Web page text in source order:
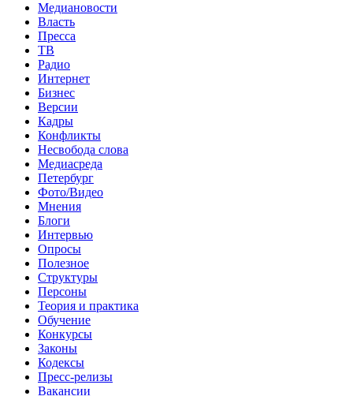
Медиановости
Власть
Пресса
ТВ
Радио
Интернет
Бизнес
Версии
Кадры
Конфликты
Несвобода слова
Медиасреда
Петербург
Фото/Видео
Мнения
Блоги
Интервью
Опросы
Полезное
Структуры
Персоны
Теория и практика
Обучение
Конкурсы
Законы
Кодексы
Пресс-релизы
Вакансии